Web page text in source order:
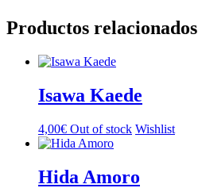
Productos relacionados
Isawa Kaede
4,00€ Out of stock Wishlist
Hida Amoro